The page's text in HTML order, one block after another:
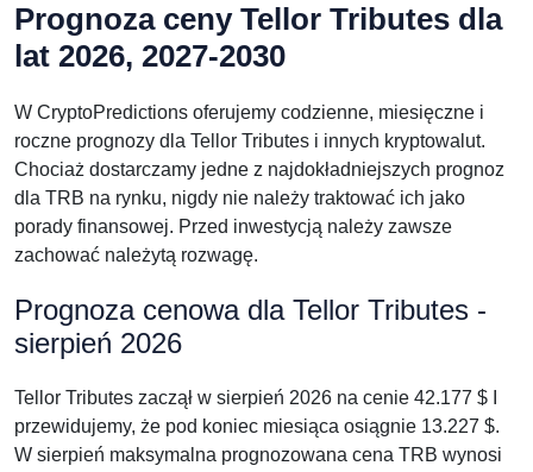
Prognoza ceny Tellor Tributes dla
lat 2026, 2027-2030
W CryptoPredictions oferujemy codzienne, miesięczne i
roczne prognozy dla Tellor Tributes i innych kryptowalut.
Chociaż dostarczamy jedne z najdokładniejszych prognoz
dla TRB na rynku, nigdy nie należy traktować ich jako
porady finansowej. Przed inwestycją należy zawsze
zachować należytą rozwagę.
Prognoza cenowa dla Tellor Tributes -
sierpień 2026
Tellor Tributes zaczął w sierpień 2026 na cenie 42.177 $ I
przewidujemy, że pod koniec miesiąca osiągnie 13.227 $.
W sierpień maksymalna prognozowana cena TRB wynosi